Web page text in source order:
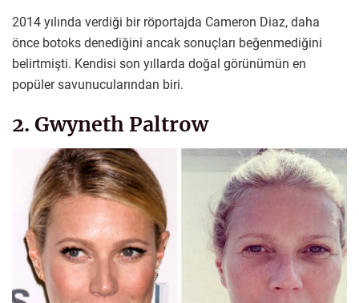
2014 yılında verdiği bir röportajda Cameron Diaz, daha
önce botoks denediğini ancak sonuçları beğenmediğini
belirtmişti. Kendisi son yıllarda doğal görünümün en
popüler savunucularından biri.
2. Gwyneth Paltrow